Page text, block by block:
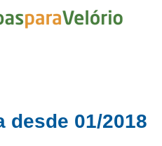
desde 01/2018